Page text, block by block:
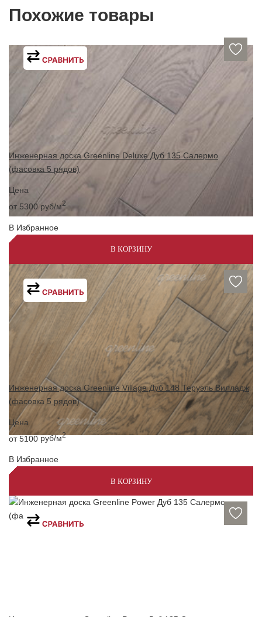
Похожие товары
Инженерная доска Greenline Deluxe Дуб 135 Салермо
(фасовка 5 рядов)
Цена
от 5300 руб/м2
В Избранное
В КОРЗИНУ
Инженерная доска Greenline Village Дуб 148 Теруэль Вилладж
(фасовка 5 рядов)
Цена
от 5100руб/м2
В Избранное
В КОРЗИНУ